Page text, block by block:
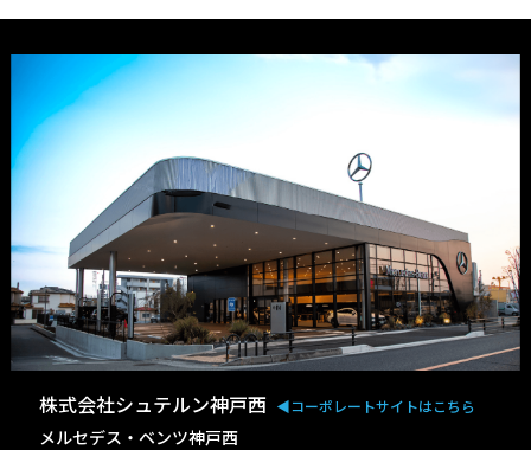
株式会社シュテルン神戸西 ◀︎コーポレートサイトはこちら
メルセデス・ベンツ神戸西